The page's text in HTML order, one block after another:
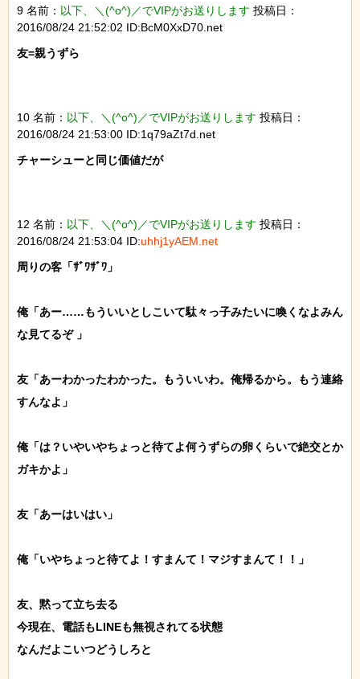
9 名前： 以下、＼(^o^)／でVIPがお送りします 投稿日：
2016/08/24 21:52:02 ID:BcM0XxD70.net
友=親うずら
10 名前： 以下、＼(^o^)／でVIPがお送りします 投稿日：
2016/08/24 21:53:00 ID:1q79aZt7d.net
チャーシューと同じ価値だが
12 名前： 以下、＼(^o^)／でVIPがお送りします 投稿日：
2016/08/24 21:53:04 ID:uhhj1yAEM.net
周りの客「ｻﾞﾜｻﾞﾜ」
俺「あー……もういいとしこいて駄々っ子みたいに喚くなよみん
な見てるぞ 」
友「あーわかったわかった。もういいわ。俺帰るから。もう連絡
すんなよ」
俺「は？いやいやちょっと待てよ何うずらの卵くらいで絶交とか
ガキかよ」
友「あーはいはい」
俺「いやちょっと待てよ！すまんて！マジすまんて！！」
友、黙って立ち去る
今現在、電話もLINEも無視されてる状態
なんだよこいつどうしろと